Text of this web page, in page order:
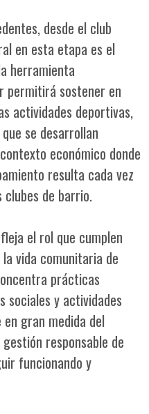
desde el club
en esta etapa es el
herramienta
permitirá sostener en
actividades deportivas,
se desarrollan
económico donde
resulta cada vez
clubes de barrio.
el rol que cumplen
vida comunitaria de
prácticas
sociales y actividades
gran medida del
responsable de
funcionando y